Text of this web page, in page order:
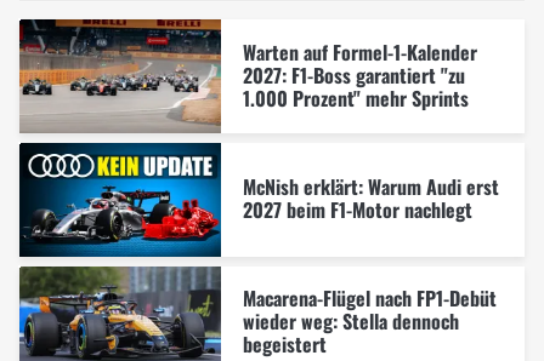
Warten auf Formel-1-Kalender
2027: F1-Boss garantiert "zu
1.000 Prozent" mehr Sprints
McNish erklärt: Warum Audi erst
2027 beim F1-Motor nachlegt
Macarena-Flügel nach FP1-Debüt
wieder weg: Stella dennoch
begeistert